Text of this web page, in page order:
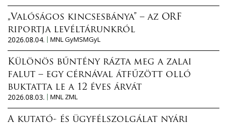
„Valóságos kincsesbánya” – az ORF
riportja levéltárunkról
2026.08.04.
MNL GyMSMGyL
Különös bűntény rázta meg a zalai
falut – egy cérnával átfűzött olló
buktatta le a 12 éves árvát
2026.08.03.
MNL ZML
A kutató- és ügyfélszolgálat nyári